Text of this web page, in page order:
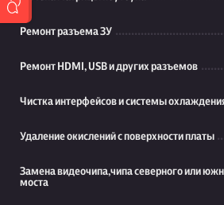
Ремонт разъема ЗУ
Ремонт HDMI, USB и других разъемов
Чистка интерфейсов и системы
Удаление окислений с поверхности платы
Замена видеочипа,чипа северного или
моста